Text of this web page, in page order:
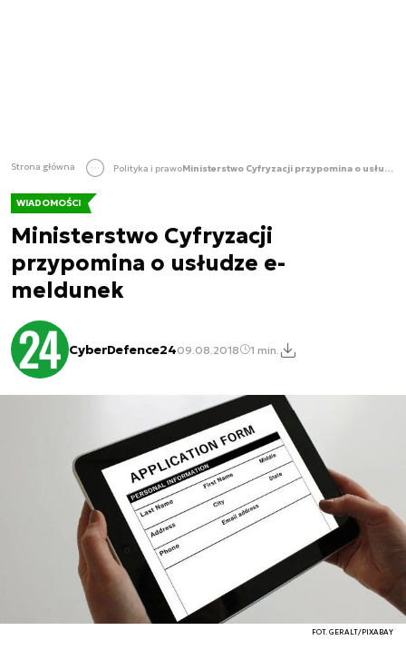
Strona główna Polityka i prawo Ministerstwo Cyfryzacji przypomina o usłudze e-meldunek
WIADOMOŚCI
Ministerstwo Cyfryzacji
przypomina o usłudze e-
meldunek
CyberDefence2409.08.2018 1 min.
FOT. GERALT/PIXABAY